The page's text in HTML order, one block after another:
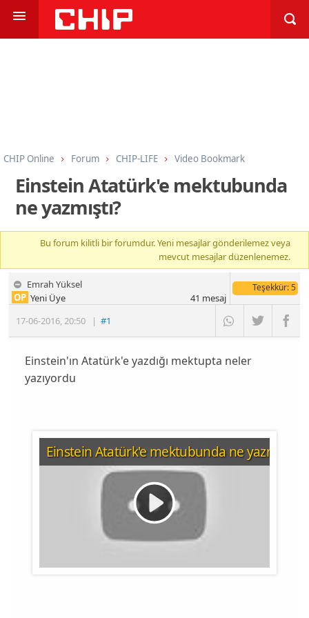
CHIP Online Forum CHIP-LIFE Video Bookmark
Einstein Atatürk'e mektubunda
ne yazmıştı?
Bu forum kilitli bir forumdur. Yeni mesajlar gönderilemez veya
mevcut mesajlar düzenlenemez.
Emrah Yüksel
17-06-2016,20:50 |#1
OP Yeni Üye
Teşekkür: 5
41 mesaj
Einstein'ın Atatürk'e yazdığı mektupta neler
yazıyordu
Einstein Atatürk'e mektubunda ne yazmıştı?